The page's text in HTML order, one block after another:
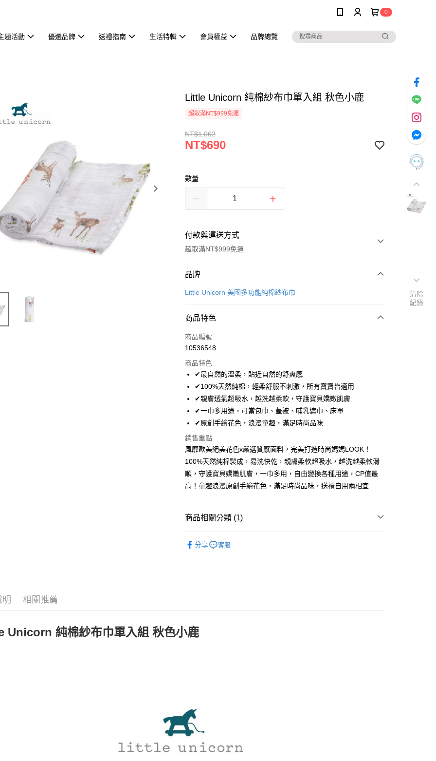
0
題活動 優選品牌 送禮指南 生活特輯 會員權益 品牌總覽
Little Unicorn 純棉紗布巾單入組 秋色小鹿
超取滿NT$999免運
NT$1,062
NT$690
數量
付款與運送方式
超取滿NT$999免運
付款方式
信用卡一次付款
合作金庫商業銀行
華南商業銀行
上海商業儲蓄銀行
國泰世華商業銀行
兆豐國際商業銀行
臺灣中小企業銀行
台中商業銀行
聯邦商業銀行
遠東國際商業銀行
元大商業銀行
永豐商業銀行
玉山商業銀行
星展（台灣）商業銀行
台新國際商業銀行
台灣樂天信用卡公司
超商取貨付款
LINE Pay
Apple Pay
悠遊付
ATM付款
運送方式
全家取貨付款
每筆NT$85，滿NT$999(含以上)免運費
每筆NT$100，滿NT$999(含以上)免運費
每筆NT$85，滿NT$999(含以上)免運費
品牌
Little Unicorn 美國多功能純棉紗布巾
商品特色
商品編號
10536548
商品特色
✔最自然的溫柔，貼近自然的舒爽感
✔100%天然純棉，輕柔舒服不刺激，所有寶寶皆適用
✔親膚透氣超吸水，越洗越柔軟，守護寶貝嬌嫩肌膚
✔一巾多用途，可當包巾、蓋被、哺乳遮巾、床單
✔原創手繪花色，浪漫童趣，滿足時尚品味
銷售重點
風靡歐美絕美花色x嚴選質感面料，完美打造時尚媽媽LOOK！
100%天然純棉製成，易洗快乾，親膚柔軟超吸水，越洗越柔軟滑
順，守護寶貝嬌嫩肌膚，一巾多用，自由變換各種用途，CP值最
高！童趣浪漫原創手繪花色，滿足時尚品味，送禮自用兩相宜
商品相關分類 (1)
分享
客服
明 相關推薦
Unicorn 純棉紗布巾單入組 秋色小鹿
清除
紀錄